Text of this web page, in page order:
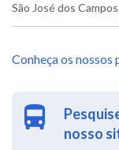
São José dos Campos
Conheça os
nosso